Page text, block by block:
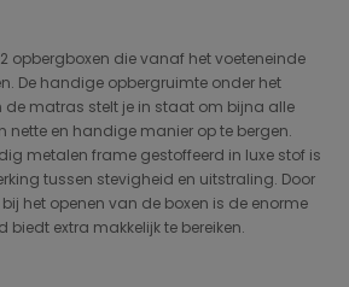
opbergboxen die vanaf het voeteneinde
De handige opbergruimte onder het
matras stelt je in staat om bijna alle
nette en handige manier op te bergen.
metalen frame gestoffeerd in luxe stof is
tussen stevigheid en uitstraling. Door
het openen van de boxen is de enorme
extra makkelijk te bereiken.